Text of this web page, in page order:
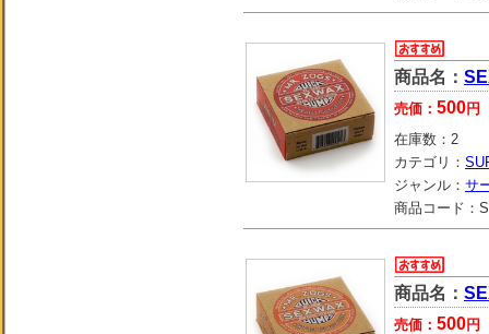
商品名：
売価： 500円
在庫数： 2
カテゴリ：
ジャンル： サ
商品コード：
商品名：
売価： 500円